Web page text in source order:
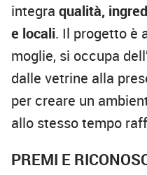
integra qualità,
e locali. Il progetto è
moglie, si occupa
dalle vetrine alla
per creare un
allo stesso tempo
PREMI E